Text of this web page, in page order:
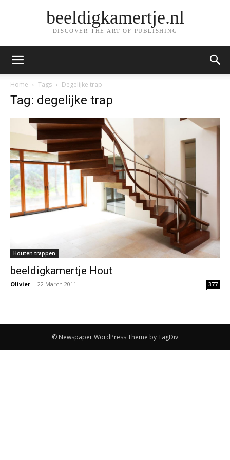
beeldigkamertje.nl
DISCOVER THE ART OF PUBLISHING
Home Tags Degelijke trap
Tag: degelijke trap
Houten trappen
beeldigkamertje Hout
Olivier - 22 March 2011 377
© Newspaper WordPress Theme by TagDiv